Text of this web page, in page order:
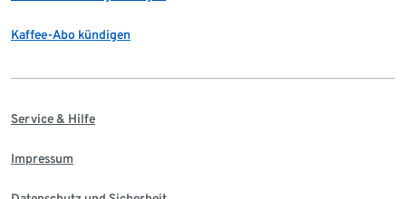
Kaffee-Abo kündigen
Service & Hilfe
Impressum